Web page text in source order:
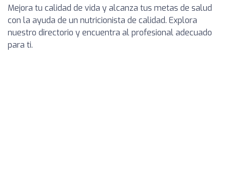
Mejora tu calidad de vida y alcanza tus metas de salud
con la ayuda de un nutricionista de calidad. Explora
nuestro directorio y encuentra al profesional adecuado
para ti.